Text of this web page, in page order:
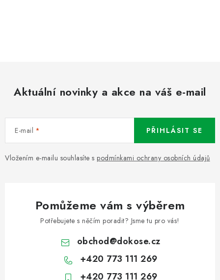
Aktuální novinky a akce na váš e-mail
E-mail
Vložením e-mailu souhlasíte s podmínkami ochrany osobních údajů
PŘIHLÁSIT SE
Pomůžeme vám s výběrem
Potřebujete s něčím poradit? Jsme tu pro vás!
obchod@dokose.cz
+420 773 111 269
+420 773 111 269